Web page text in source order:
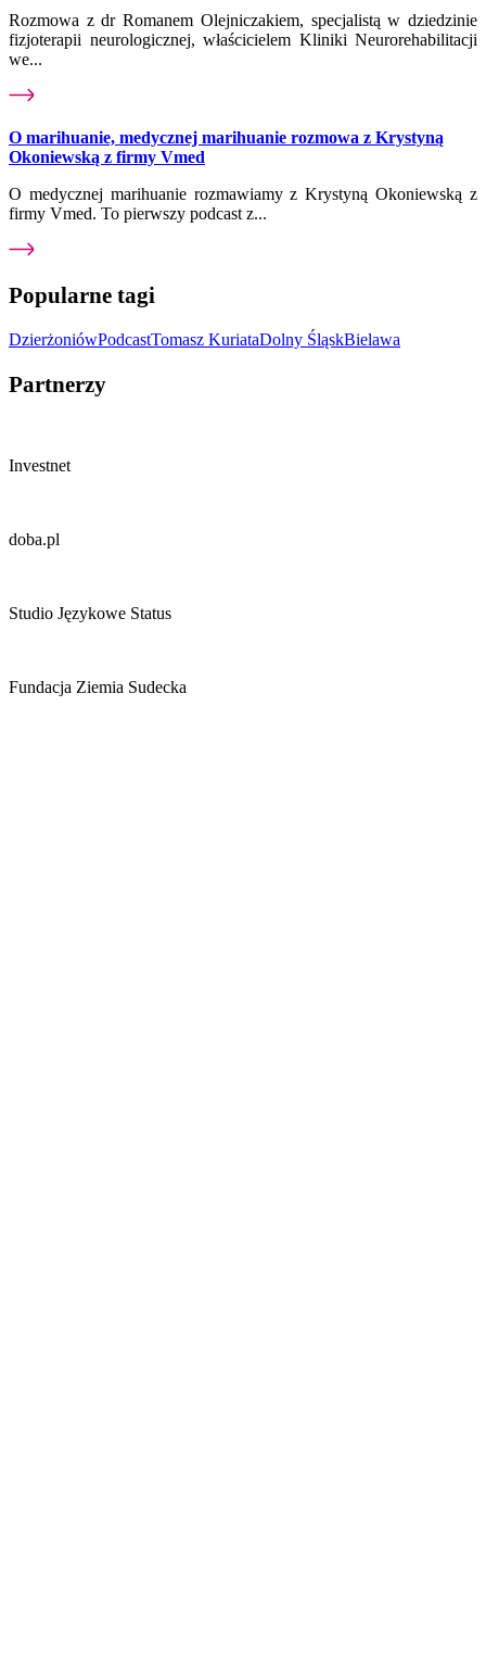
Rozmowa z dr Romanem Olejniczakiem, specjalistą w dziedzinie
fizjoterapii neurologicznej, właścicielem Kliniki Neurorehabilitacji
we...
O marihuanie, medycznej marihuanie rozmowa z Krystyną
Okoniewską z firmy Vmed
O medycznej marihuanie rozmawiamy z Krystyną Okoniewską z
firmy Vmed. To pierwszy podcast z...
Popularne tagi
DzierżoniówPodcastTomasz KuriataDolny ŚląskBielawa
Partnerzy
Investnet
doba.pl
Studio Językowe Status
Fundacja Ziemia Sudecka